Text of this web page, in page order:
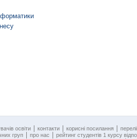
освіти контакти корисні посилання
груп про нас
рейтинг студентів 1 курсу